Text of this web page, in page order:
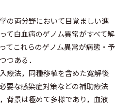
の両分野において目覚ましい進
て白血病のゲノム異常がすべて解
てこれらのゲノム異常が病態・予
つある．
療法，同種移植を含めた寛解後
要な感染症対策などの補助療法
背景は極めて多様であり，血液